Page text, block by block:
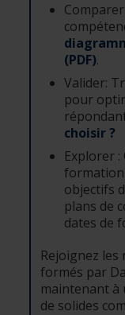
(PDF).
Valider:
pour
choisir ?
Explorer
formation
objectifs
plans de
dates de
Rejoignez les
formés par
maintenant
de solides